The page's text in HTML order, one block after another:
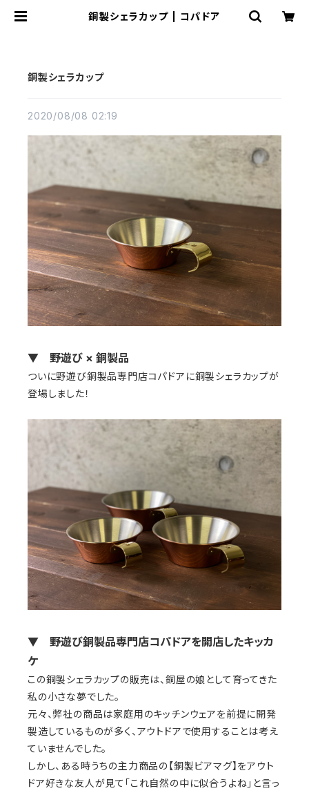
銅製シェラカップ | コパドア
銅製シェラカップ
2020/08/08 02:19
▼ 野遊び × 銅製品
ついに野遊び銅製品専門店コパドアに銅製シェラカップが
登場しました！
▼ 野遊び銅製品専門店コパドアを開店したキッカ
ケ
この銅製シェラカップの販売は、銅屋の娘として育ってきた
私の小さな夢でした。
元々、弊社の商品は家庭用のキッチンウェアを前提に開発
製造しているものが多く、アウトドアで使用することは考え
ていませんでした。
しかし、ある時うちの主力商品の【銅製ビアマグ】をアウト
ドア好きな友人が見て「これ自然の中に似合うよね」と言っ